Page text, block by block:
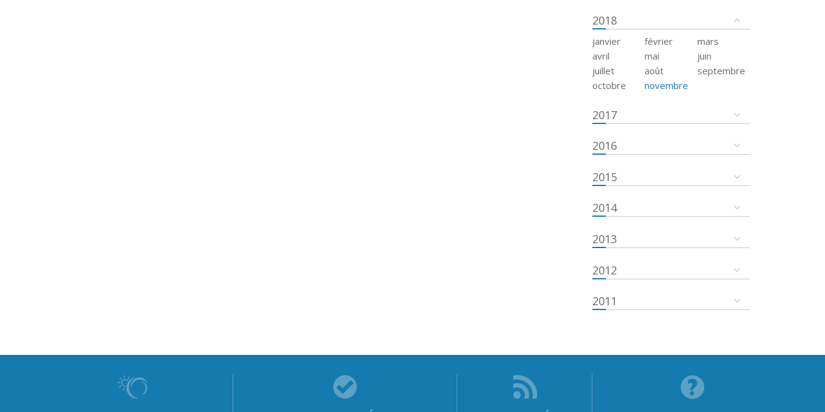
2018
janvier février
mars
avril
mai
juin
juillet
août
septembre
octobre
novembre
2017
2016
2015
2014
2013
2012
2011